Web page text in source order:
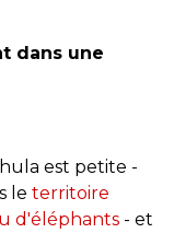
dans une
est petite -
le territoire
d'éléphants - et